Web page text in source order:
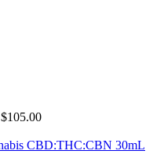
$105.00Plage
prix :